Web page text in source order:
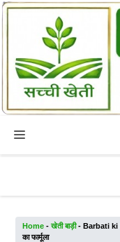
Skip
to
Menu
Home -खेती बाड़ी- Barbati ki
का फार्मूला